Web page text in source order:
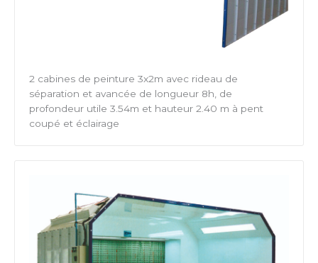
2 cabines de peinture 3x2m avec rideau de
séparation et avancée de longueur 8h, de
profondeur utile 3.54m et hauteur 2.40 m à pent
coupé et éclairage